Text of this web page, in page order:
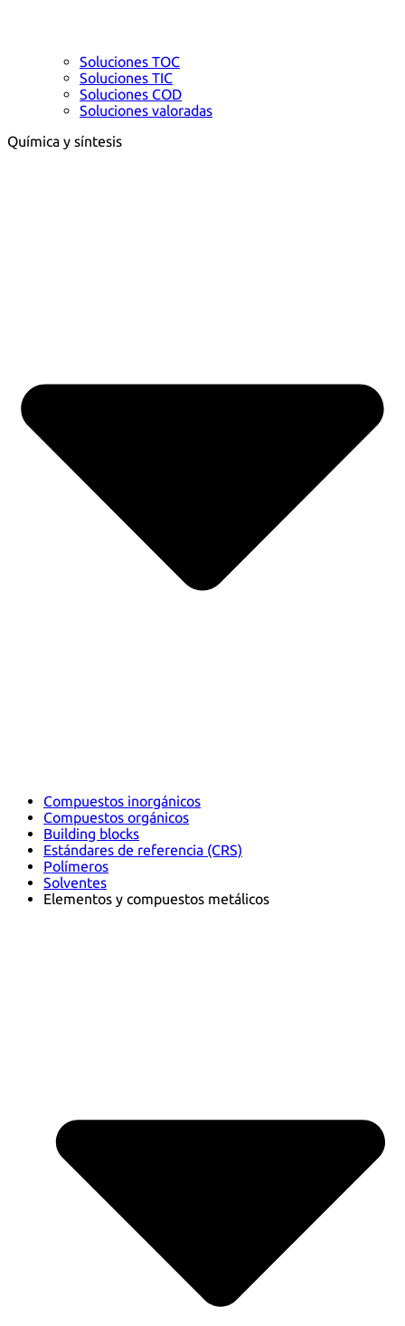
Soluciones TOC
Soluciones TIC
Soluciones COD
Soluciones valoradas
Química y síntesis
Compuestos inorgánicos
Compuestos orgánicos
Building blocks
Estándares de referencia (CRS)
Polímeros
Solventes
Elementos y compuestos metálicos